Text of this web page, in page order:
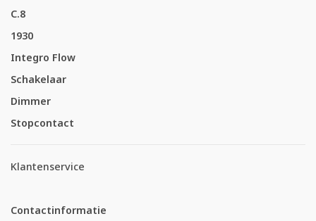
C.8
1930
Integro Flow
Schakelaar
Dimmer
Stopcontact
Klantenservice
Contactinformatie